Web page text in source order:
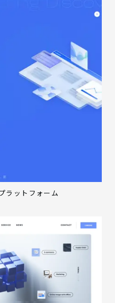
ラットフォーム